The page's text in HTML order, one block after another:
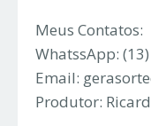
Meus Contatos:
WhatssApp:
Email:
Produtor: